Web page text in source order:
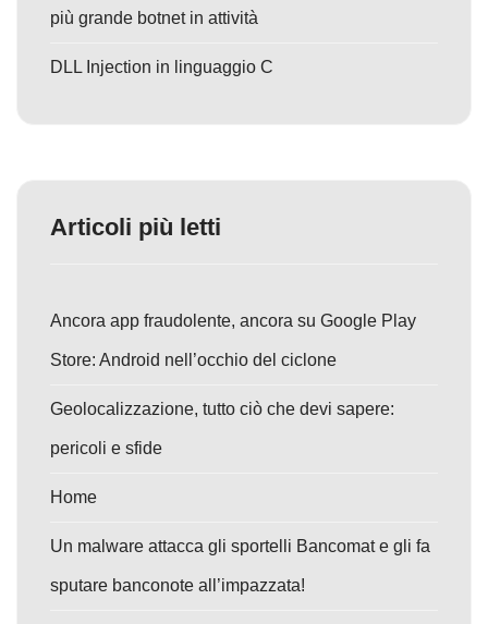
più grande botnet in attività
DLL Injection in linguaggio C
Articoli più letti
Ancora app fraudolente, ancora su Google Play
Store: Android nell’occhio del ciclone
Geolocalizzazione, tutto ciò che devi sapere:
pericoli e sfide
Home
Un malware attacca gli sportelli Bancomat e gli fa
sputare banconote all’impazzata!